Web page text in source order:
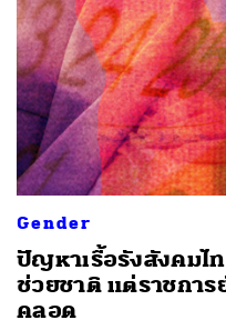
Gender
ปัญหาเรื้อรังสังคม
ช่วยชาติ แต่ราชการ
คลอด